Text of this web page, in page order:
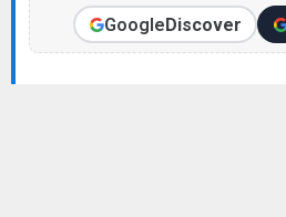
GoogleDiscover